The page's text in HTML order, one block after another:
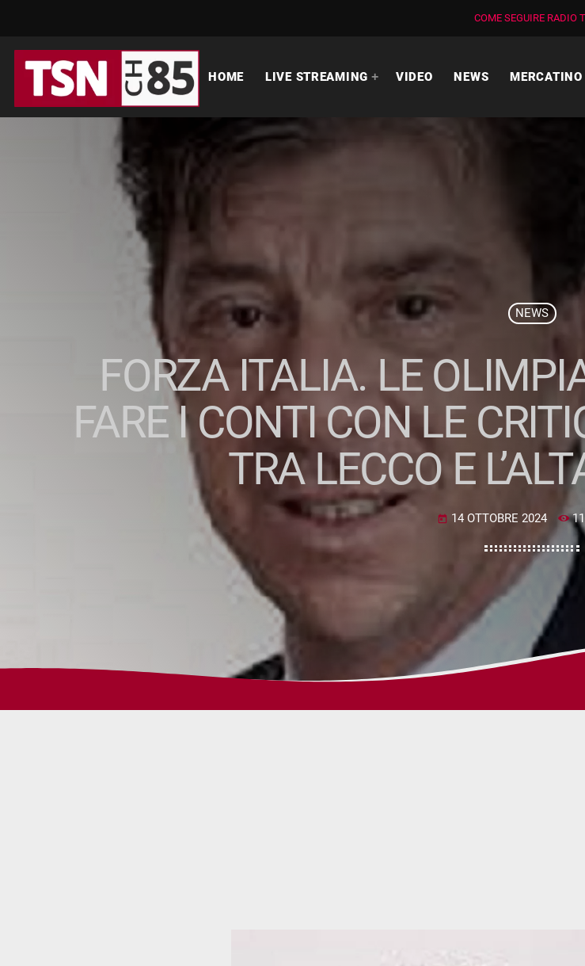
COME SEGUIRE RADIO
HOME LIVE STREAMING VIDEO NEWS MERCATINO
NEWS
FORZA ITALIA. LE
FARE I CONTI CON LE
TRA LECCO E
today 14 OTTOBRE 2024